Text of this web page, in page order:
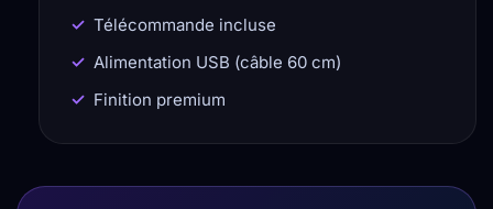
Télécommande incluse
Alimentation USB (câble 60 cm)
Finition premium